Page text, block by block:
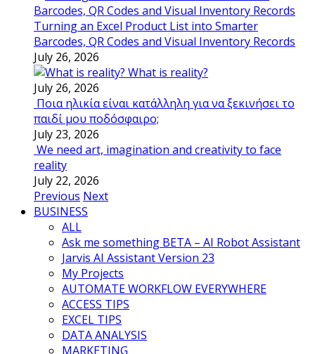
Turning an Excel Product List into Smarter
Barcodes, QR Codes and Visual Inventory Records
July 26, 2026
What is reality?
July 26, 2026
Ποια ηλικία είναι κατάλληλη για να ξεκινήσει το
παιδί μου ποδόσφαιρο;
July 23, 2026
We need art, imagination and creativity to face
reality
July 22, 2026
Previous Next
BUSINESS
ALL
Ask me something BETA – AI Robot Assistant
Jarvis AI Assistant Version 23
My Projects
AUTOMATE WORKFLOW EVERYWHERE
ACCESS TIPS
EXCEL TIPS
DATA ANALYSIS
MARKETING